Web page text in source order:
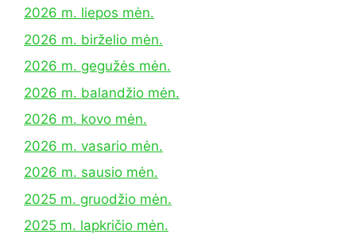
2026 m. liepos mėn.
2026 m. birželio mėn.
2026 m. gegužės mėn.
2026 m. balandžio mėn.
2026 m. kovo mėn.
2026 m. vasario mėn.
2026 m. sausio mėn.
2025 m. gruodžio mėn.
2025 m. lapkričio mėn.